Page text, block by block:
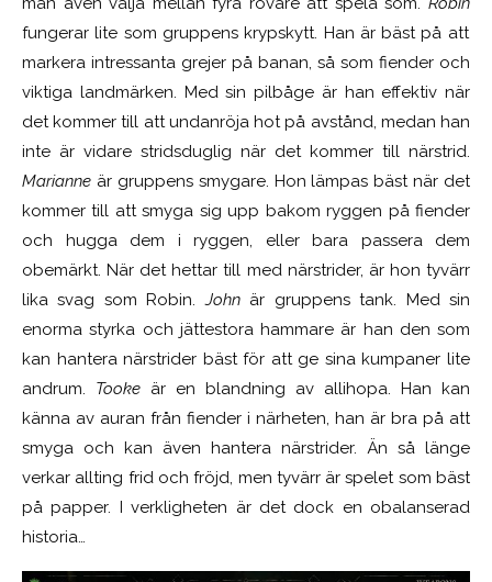
fungerar lite som gruppens krypskytt. Han är bäst på att
markera intressanta grejer på banan, så som fiender och
viktiga landmärken. Med sin pilbåge är han effektiv när
det kommer till att undanröja hot på avstånd, medan han
inte är vidare stridsduglig när det kommer till närstrid.
Marianne är gruppens smygare. Hon lämpas bäst när det
kommer till att smyga sig upp bakom ryggen på fiender
och hugga dem i ryggen, eller bara passera dem
obemärkt. När det hettar till med närstrider, är hon tyvärr
lika svag som Robin.John är gruppens tank. Med sin
enorma styrka och jättestora hammare är han den som
kan hantera närstrider bäst för att ge sina kumpaner lite
andrum. Tooke är en blandning av allihopa. Han kan
känna av auran från fiender i närheten, han är bra på att
smyga och kan även hantera närstrider. Än så länge
verkar allting frid och fröjd, men tyvärr är spelet som bäst
på papper. I verkligheten är det dock en obalanserad
historia…